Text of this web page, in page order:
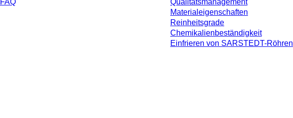
Materialeigenschaften
Reinheitsgrade
Chemikalienbeständigkeit
Einfrieren von SARSTEDT-Röhren